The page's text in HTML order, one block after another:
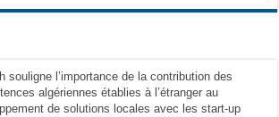
souligne l’importance de la contribution des
algériennes établies à l’étranger au
de solutions locales avec les start-up